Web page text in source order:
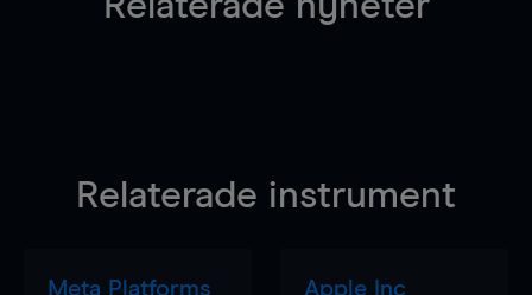
Relaterade instrument
Meta Platforms
Apple Inc